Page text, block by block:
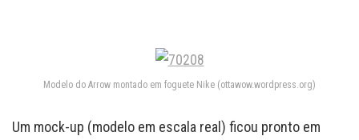
Modelo do Arrow montado em foguete Nike (ottawow.wordpress.org)
Um mock-up (modelo em escala real) ficou pronto em